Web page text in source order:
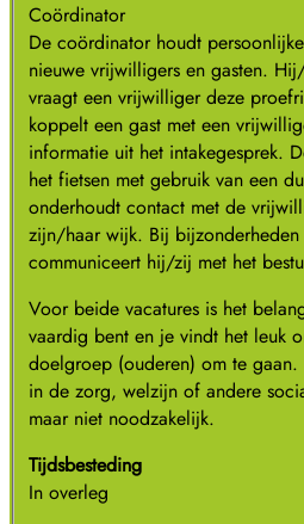
Coördinator
De coördinator houdt
nieuwe vrijwilligers en gasten.
vraagt een vrijwilliger deze
koppelt een gast met een
informatie uit het intakegesprek.
het fietsen met gebruik van een
onderhoudt contact met de
zijn/haar wijk. Bij
communiceert hij/zij met het
Voor beide vacatures is het
vaardig bent en je vindt het leuk
doelgroep (ouderen) om te
in de zorg, welzijn of andere
maar niet noodzakelijk.
Tijdsbesteding
In overleg